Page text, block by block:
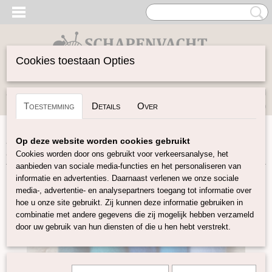
Inloggen Registreren
(0)
Home>Gekaarde Wol>Perendale Gekleurde Kaardvlies
Perendale kaardvlies kleurenset Blauw 3
Cookies toestaan Opties
Toestemming Details Over
Op deze website worden cookies gebruikt
Cookies worden door ons gebruikt voor verkeersanalyse, het
aanbieden van sociale media-functies en het personaliseren van
informatie en advertenties. Daarnaast verlenen we onze sociale
media-, advertentie- en analysepartners toegang tot informatie over
hoe u onze site gebruikt. Zij kunnen deze informatie gebruiken in
combinatie met andere gegevens die zij mogelijk hebben verzameld
door uw gebruik van hun diensten of die u hen hebt verstrekt.